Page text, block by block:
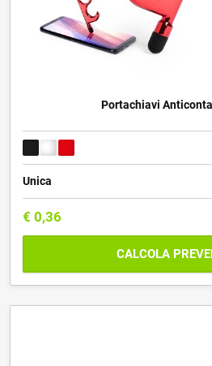
Portachiavi
Unica
€ 0,36
CALCOLA